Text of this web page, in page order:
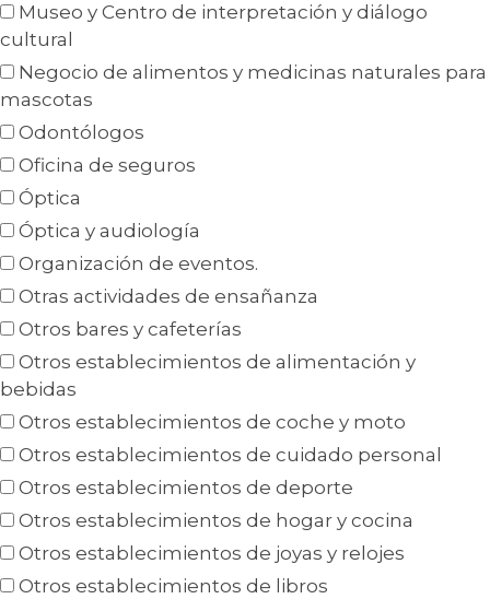
Museo y Centro de interpretación y diálogo
cultural
Negocio de alimentos y medicinas naturales para
mascotas
Odontólogos
Oficina de seguros
Óptica
Óptica y audiología
Organización de eventos.
Otras actividades de ensañanza
Otros bares y cafeterías
Otros establecimientos de alimentación y
bebidas
Otros establecimientos de coche y moto
Otros establecimientos de cuidado personal
Otros establecimientos de deporte
Otros establecimientos de hogar y cocina
Otros establecimientos de joyas y relojes
Otros establecimientos de libros